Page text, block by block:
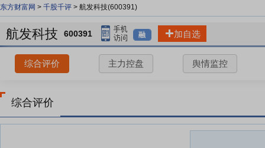
东方财富网 > 千股千评 > 航发科技(600391)
航发科技 600391 融 加自选
综合评价 主力控盘 舆情监控
综合评价